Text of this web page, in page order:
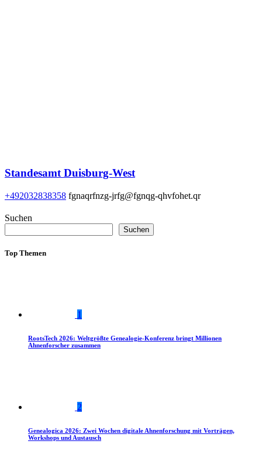
Standesamt Duisburg-West
+492032838358 fgnaqrfnzg-jrfg@fgnqg-qhvfohet.qr
Suchen
Suchen
Top Themen
1
RootsTech 2026: Weltgrößte Genealogie-Konferenz bringt Millionen
Ahnenforscher zusammen
2
Genealogica 2026: Zwei Wochen digitale Ahnenforschung mit Vorträgen,
Workshops und Austausch